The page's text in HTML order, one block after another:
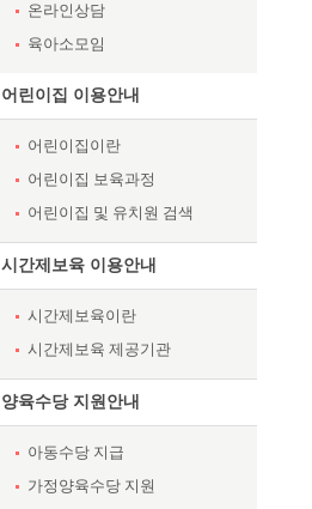
온라인상담
육아소모임
어린이집 이용안내
어린이집이란
어린이집 보육과정
어린이집 및 유치원 검색
시간제보육 이용안내
시간제보육이란
시간제보육 제공기관
양육수당 지원안내
아동수당 지급
가정양육수당 지원